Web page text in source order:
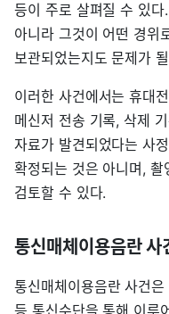
등이 주로 살펴질 수 있
아니라 그것이 어떤 경위
보관되었는지도 문제가
이러한 사건에서는 휴대
메신저 전송 기록, 삭제
자료가 발견되었다는 사
확정되는 것은 아니며, 촬
검토할 수 있다.
통신매체이용음란 사
통신매체이용음란 사건
등 통신수단을 통해 이루